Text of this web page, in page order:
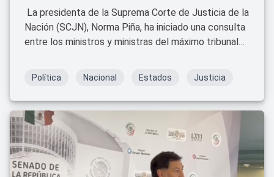
La presidenta de la Suprema Corte de Justicia de la
Nación (SCJN), Norma Piña, ha iniciado una consulta
entre los ministros y ministras del máximo tribunal
de la reforma judicial promovida por el gobierno
Política Nacional Estados Justicia